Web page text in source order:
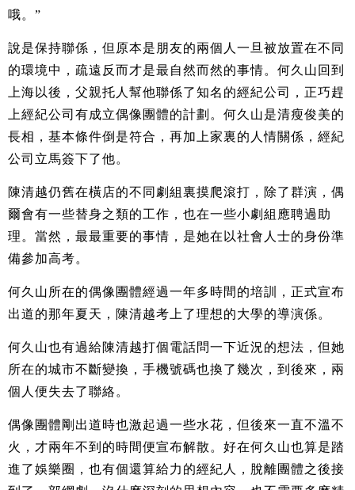
哦。”
說是保持聯係，但原本是朋友的兩個人一旦被放置在不同
的環境中，疏遠反而才是最自然而然的事情。何久山回到
上海以後，父親托人幫他聯係了知名的經紀公司，正巧趕
上經紀公司有成立偶像團體的計劃。何久山是清瘦俊美的
長相，基本條件倒是符合，再加上家裏的人情關係，經紀
公司立馬簽下了他。
陳清越仍舊在橫店的不同劇組裏摸爬滾打，除了群演，偶
爾會有一些替身之類的工作，也在一些小劇組應聘過助
理。當然，最最重要的事情，是她在以社會人士的身份準
備參加高考。
何久山所在的偶像團體經過一年多時間的培訓，正式宣布
出道的那年夏天，陳清越考上了理想的大學的導演係。
何久山也有過給陳清越打個電話問一下近況的想法，但她
所在的城市不斷變換，手機號碼也換了幾次，到後來，兩
個人便失去了聯絡。
偶像團體剛出道時也激起過一些水花，但後來一直不溫不
火，才兩年不到的時間便宣布解散。好在何久山也算是踏
進了娛樂圈，也有個還算給力的經紀人，脫離團體之後接